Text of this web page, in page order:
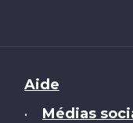
Brand
Aide
• Médias